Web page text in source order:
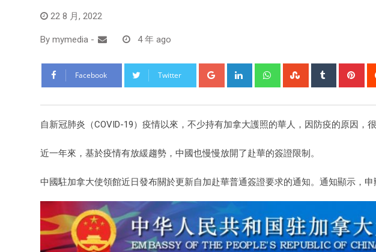
22 8 月, 2022
By mymedia - 4 年 ago
Facebook Twitter
自新冠肺炎（COVID-19）疫情以來，不少持有加拿大護照的華人，因防疫的原因，
近一年來，基於疫情有放緩趨勢，中國也慢慢放開了赴華的簽證限制。
中國駐加拿大使領館近日發布關於更新自加赴華普通簽證要求的通知。通知顯示，申